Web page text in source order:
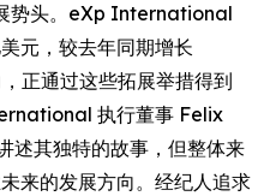
势头。eXp International
元，较去年同期增长
正通过这些拓展举措得到
执行董事 Felix
述其独特的故事，但整体来
来的发展方向。经纪人追求